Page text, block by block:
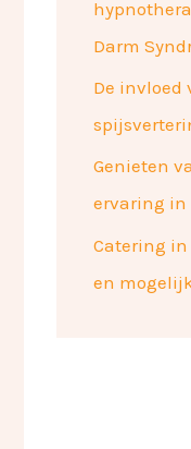
Darm
De invloed
Genieten
ervaring in
Catering in
en